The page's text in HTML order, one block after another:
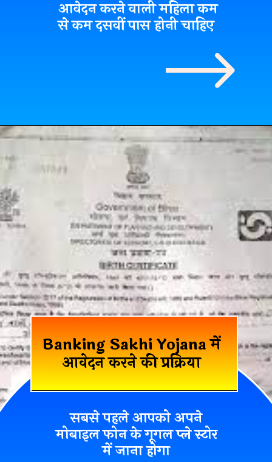
आवेदन करने वाली महिलाकम
से कम दसवीं पासहोनी चाहिए
Banking Sakhi Yojana में
आवेदन करने की प्रक्रिया
सबसे पहले आपको अपने
मोबाइल फोन के गूगल प्ले स्टोर
मेंजाना होगा